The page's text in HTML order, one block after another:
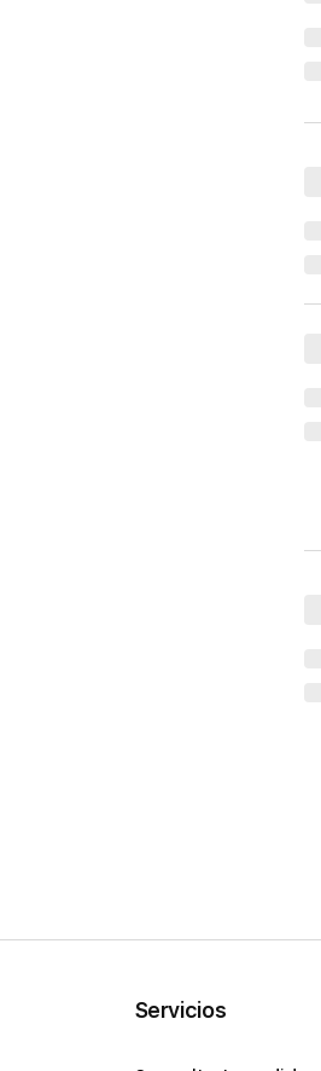
Servicios